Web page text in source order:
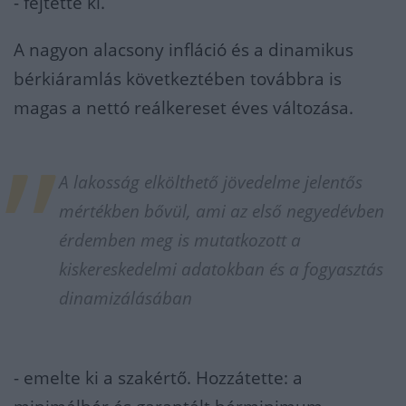
A nagyon alacsony infláció és a dinamikus
bérkiáramlás következtében továbbra is
magas a nettó reálkereset éves változása.
A lakosság elkölthető jövedelme jelentős
mértékben bővül, ami az első negyedévben
érdemben meg is mutatkozott a
kiskereskedelmi adatokban és a fogyasztás
dinamizálásában
- emelte ki a szakértő. Hozzátette: a